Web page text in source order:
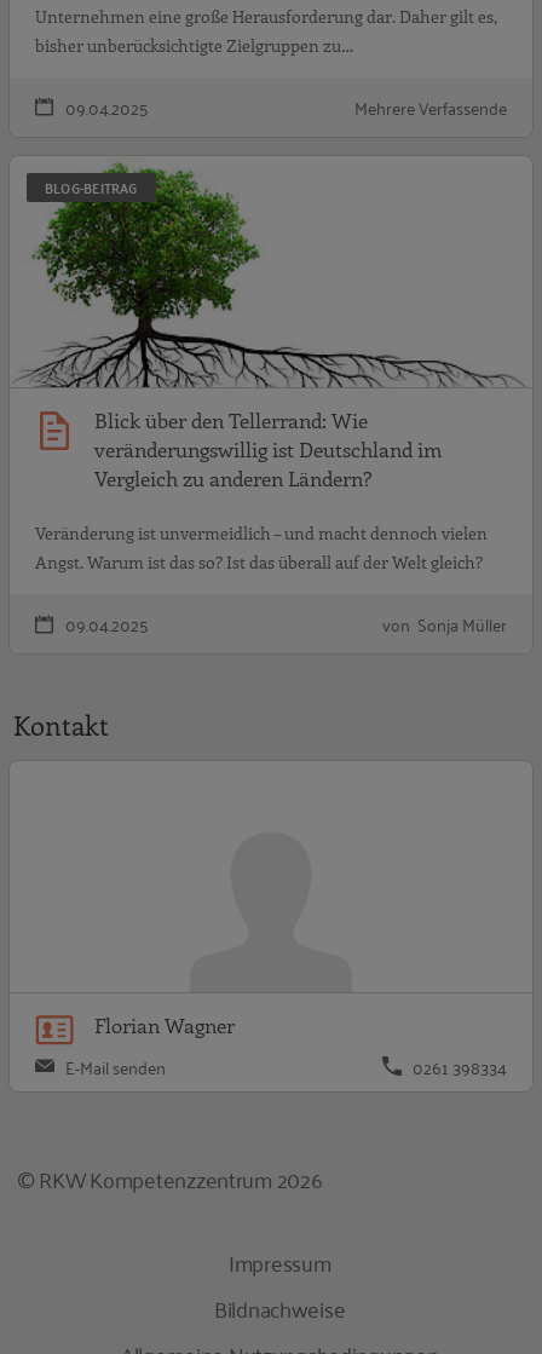
Unternehmen eine große Herausforderung dar. Daher gilt es,
bisher unberücksichtigte Zielgruppen zu…
09.04.2025 Mehrere Verfassende
BLOG-BEITRAG
Blick über den Tellerrand: Wie
veränderungswillig ist Deutschland im
Vergleich zu anderen Ländern?
Veränderung ist unvermeidlich – und macht dennoch vielen
Angst. Warum ist das so? Ist das überall auf der Welt gleich?
09.04.2025 von Sonja Müller
Kontakt
Florian Wagner
E-Mail senden 0261 398334
© RKW Kompetenzzentrum 2026
Impressum
Bildnachweise